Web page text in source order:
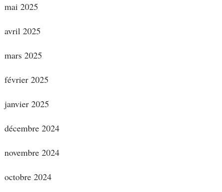
mai 2025
avril 2025
mars 2025
février 2025
janvier 2025
décembre 2024
novembre 2024
octobre 2024